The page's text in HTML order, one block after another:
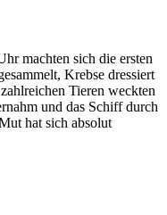
machten sich die ersten
Krebse dressiert
Tieren weckten
und das Schiff durch
hat sich absolut